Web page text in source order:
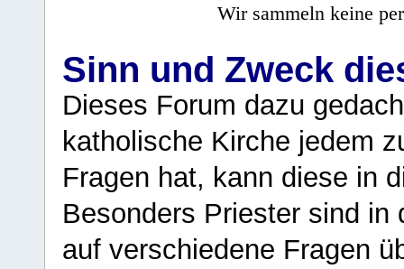
Wir sammeln keine
Sinn und Zweck
Dieses Forum dazu
katholische Kirche jedem
Fragen hat, kann diese in
Besonders Priester sind in
auf verschiedene Fragen